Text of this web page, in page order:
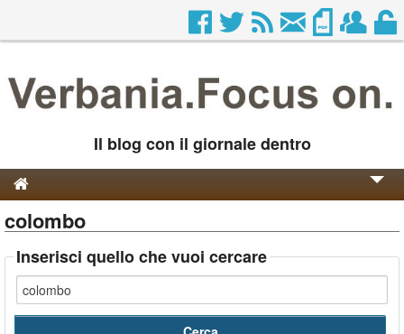
Il blog con il giornale dentro
Genesi e Storia
Contatti
colombo
Inserisci quello che vuoi cercare